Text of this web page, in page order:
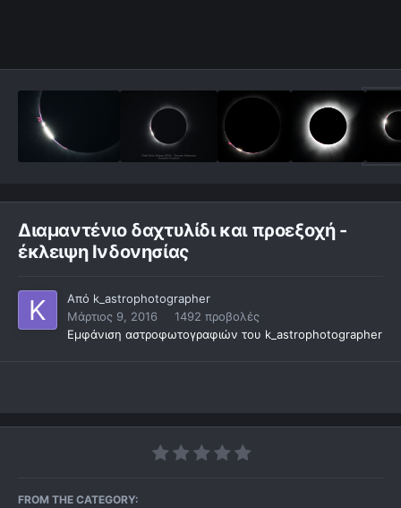
Διαμαντένιο δαχτυλίδι και προεξοχή -
έκλειψη Ινδονησίας
Από k_astrophotographer
Μάρτιος 9, 2016
1492 προβολές
Εμφάνιση αστροφωτογραφιών του k_astrophotographer
FROM THE CATEGORY: